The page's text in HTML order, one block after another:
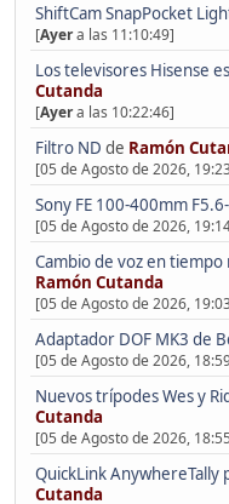
ShiftCam SnapPocket
[Ayera las 11:10:49]
Los televisores Hisense
Cutanda
[Ayera las 10:22:46]
Filtro ND de Ramón
[05 de Agosto de 2026,
Sony FE 100-400mm
[05 de Agosto de 2026,
Cambio de voz en tiempo
Ramón Cutanda
[05 de Agosto de 2026,
Adaptador DOF MK3 de
[05 de Agosto de 2026,
Nuevos trípodes Wes y
Cutanda
[05 de Agosto de 2026,
QuickLink AnywhereTally
Cutanda